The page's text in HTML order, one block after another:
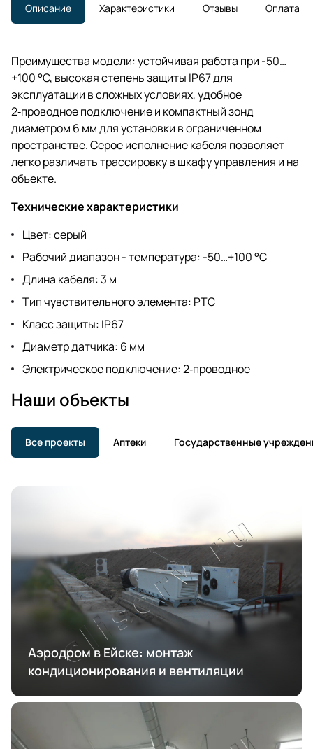
Описание Характеристики Отзывы Оплата
Преимущества модели: устойчивая работа при -50…
+100 °C, высокая степень защиты IP67 для
эксплуатации в сложных условиях, удобное
2‑проводное подключение и компактный зонд
диаметром 6 мм для установки в ограниченном
пространстве. Серое исполнение кабеля позволяет
легко различать трассировку в шкафу управления и на
объекте.
Технические характеристики
Цвет: серый
Рабочий диапазон - температура: -50…+100 °C
Длина кабеля: 3 м
Тип чувствительного элемента: PTC
Класс защиты: IP67
Диаметр датчика: 6 мм
Электрическое подключение: 2‑проводное
Наши объекты
Все проекты Аптеки Государственные
Аэродром в Ейске: монтаж
кондиционирования и вентиляции